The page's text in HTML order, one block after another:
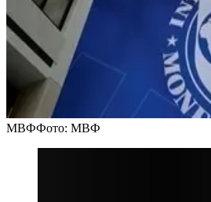
МВФФото: МВФ